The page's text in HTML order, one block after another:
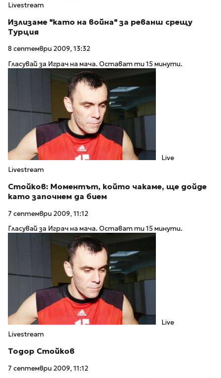
Livestream
Излизаме "като на война" за реванш срещу
Турция
8 септември 2009, 13:32
Гласувай за Играч на мача. Остават ти 15 минути.
Live
Livestream
Стойков: Моментът, който чакаме, ще дойде
като започнем да бием
7 септември 2009, 11:12
Гласувай за Играч на мача. Остават ти 15 минути.
Live
Livestream
Тодор Стойков
7 септември 2009, 11:12